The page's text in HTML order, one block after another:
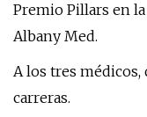
Premio Pillars en
Albany Med.
A los tres
carreras.